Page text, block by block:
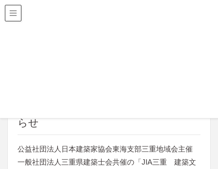
らせ
公益社団法人日本建築家協会東海支部三重地域会主催
一般社団法人三重県建築士会共催の「JIA三重 建築文